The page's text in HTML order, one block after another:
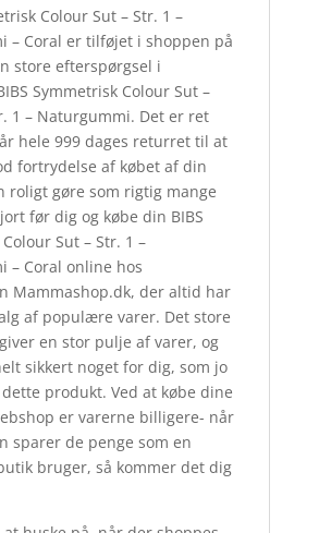
Colour Sut – Str. 1 –
– Coral er tilføjet i shoppen på
store efterspørgsel i
Symmetrisk Colour Sut –
1 – Naturgummi. Det er ret
hele 999 dages returret til at
fortrydelse af købet af din
roligt gøre som rigtig mange
før dig og købe din BIBS
Sut – Str. 1 –
– Coral online hos
Mammashop.dk, der altid har
af populære varer. Det store
en stor pulje af varer, og
sikkert noget for dig, som jo
produkt. Ved at købe dine
er varerne billigere- når
sparer de penge som en
bruger, så kommer det dig